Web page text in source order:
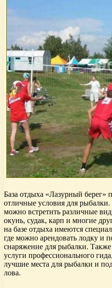
База отдыха «Лазурный берег»
отличные условия для
можно встретить различные
окунь, судак, карп и многие
на базе отдыха имеются
где можно арендовать лодку и
снаряжение для рыбалки. Также
услуги профессионального
лучшие места для рыбалки и
лова.